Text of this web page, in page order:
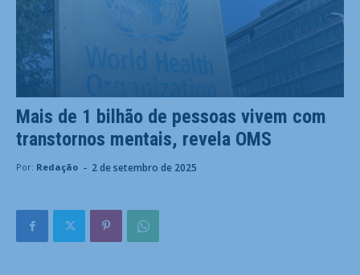
Mais de 1 bilhão de pessoas vivem com
transtornos mentais, revela OMS
Por: Redação - 2 de setembro de 2025